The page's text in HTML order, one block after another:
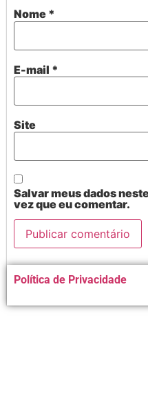
Nome *
E-mail *
Site
Salvar meus dados
vez que eu comentar.
Alternative:
Política de Privacidade